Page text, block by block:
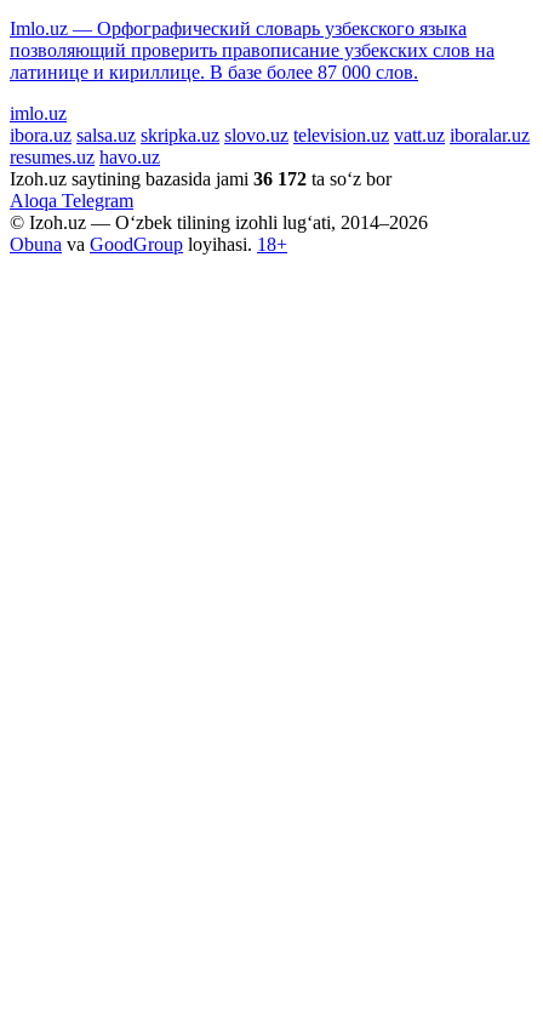
Imlo.uz — Орфографический словарь узбекского языка
позволяющий проверить правописание узбекских слов на
латинице и кириллице. В базе более 87 000 слов.
imlo.uz
ibora.uz salsa.uz skripka.uz slovo.uz television.uz vatt.uz iboralar.uz
resumes.uz havo.uz
Izoh.uz saytining bazasida jami 36 172 ta so‘z bor
Aloqa Telegram
© Izoh.uz — O‘zbek tilining izohli lug‘ati, 2014–2026
Obuna va GoodGroup loyihasi. 18+